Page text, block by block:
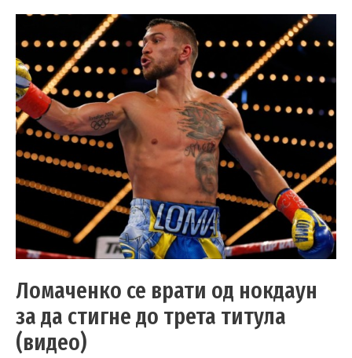
Ломаченко се врати од нокдаун
за да стигне до трета титула
(видео)